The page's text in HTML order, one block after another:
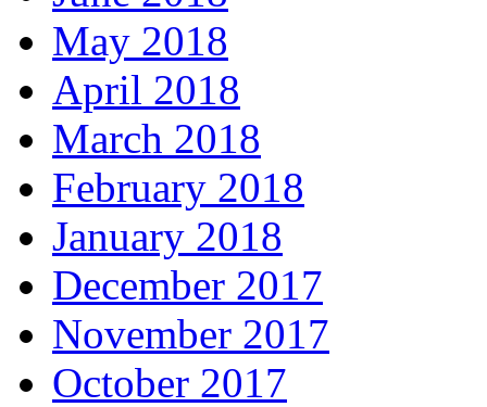
May 2018
April 2018
March 2018
February 2018
January 2018
December 2017
November 2017
October 2017